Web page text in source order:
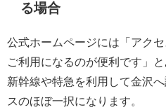
る場合
公式ホームページには「アク
ご利用になるのが便利です」と
新幹線や特急を利用して金沢
スのほぼ一択になります。